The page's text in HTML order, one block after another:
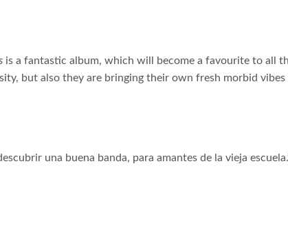
is a fantastic album, which will become a favourite to all
but also they are bringing their own fresh morbid
una buena banda, para amantes de la vieja